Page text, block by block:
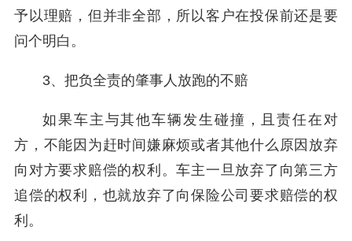
予以理赔，但并非全部，所以客户在投保前还是要
问个明白。
3、把负全责的肇事人放跑的不赔
如果车主与其他车辆发生碰撞，且责任在对
方，不能因为赶时间嫌麻烦或者其他什么原因放弃
向对方要求赔偿的权利。车主一旦放弃了向第三方
追偿的权利，也就放弃了向保险公司要求赔偿的权
利。